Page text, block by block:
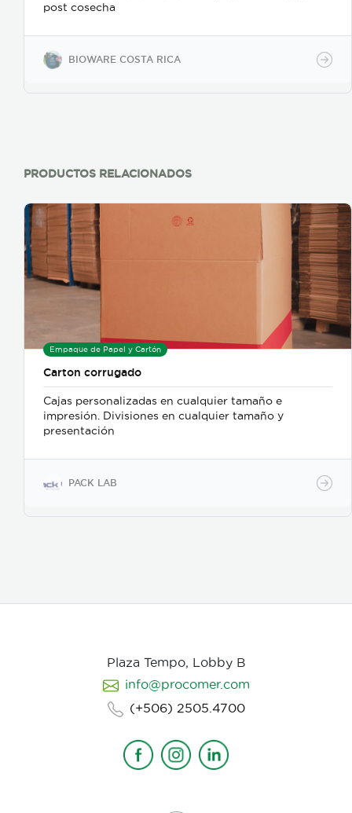
post cosecha
BIOWARE COSTA RICA
PRODUCTOS RELACIONADOS
Empaque de Papel y Cartón
Carton corrugado
Cajas personalizadas en cualquier tamaño e
impresión. Divisiones en cualquier tamaño y
presentación
PACK LAB
Plaza Tempo, Lobby B
info@procomer.com
(+506) 2505.4700